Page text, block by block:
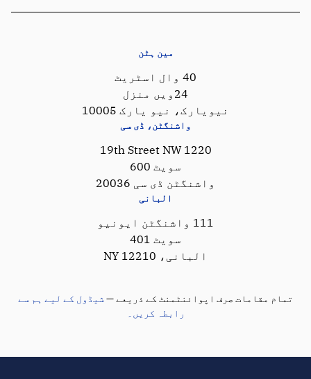
مین ہٹن
40 وال اسٹریٹ
24ویں منزل
نیویارک، نیو یارک 10005
واشنگٹن، ڈی سی
1220 19th Street NW
سویٹ 600
واشنگٹن ڈی سی 20036
البانی
111 واشنگٹن ایونیو
سویٹ 401
البانی، NY 12210
تمام مقامات صرف اپوائنٹمنٹ کے ذریعے —شیڈول کے لیے ہم سے
رابطہ کریں۔